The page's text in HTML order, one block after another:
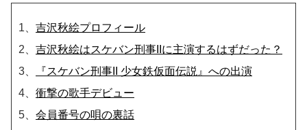
1、 吉沢秋絵プロフィール
2、 吉沢秋絵はスケバン刑事IIに主演するはずだった？
3、
『スケバン刑事II 少女鉄仮面伝説』への出演
4、 衝撃の歌手デビュー
5、 会員番号の唄の裏話